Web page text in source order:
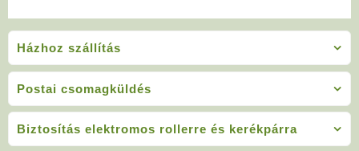
Házhoz szállítás
Postai csomagküldés
Biztosítás elektromos rollerre és kerékpárra